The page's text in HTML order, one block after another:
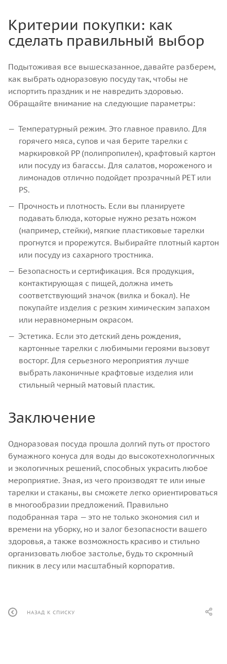
Критерии покупки: как
сделать правильный выбор
Подытоживая все вышесказанное, давайте разберем,
как выбрать одноразовую посуду так, чтобы не
испортить праздник и не навредить здоровью.
Обращайте внимание на следующие параметры:
Температурный режим. Это главное правило. Для
горячего мяса, супов и чая берите тарелки с
маркировкой PP (полипропилен), крафтовый картон
или посуду из багассы. Для салатов, мороженого и
лимонадов отлично подойдет прозрачный PET или
PS.
Прочность и плотность. Если вы планируете
подавать блюда, которые нужно резать ножом
(например, стейки), мягкие пластиковые тарелки
прогнутся и прорежутся. Выбирайте плотный картон
или посуду из сахарного тростника.
Безопасность и сертификация. Вся продукция,
контактирующая с пищей, должна иметь
соответствующий значок (вилка и бокал). Не
покупайте изделия с резким химическим запахом
или неравномерным окрасом.
Эстетика. Если это детский день рождения,
картонные тарелки с любимыми героями вызовут
восторг. Для серьезного мероприятия лучше
выбрать лаконичные крафтовые изделия или
стильный черный матовый пластик.
Заключение
Одноразовая посуда прошла долгий путь от простого
бумажного конуса для воды до высокотехнологичных
и экологичных решений, способных украсить любое
мероприятие. Зная, из чего производят те или иные
тарелки и стаканы, вы сможете легко ориентироваться
в многообразии предложений. Правильно
подобранная тара — это не только экономия сил и
времени на уборку, но и залог безопасности вашего
здоровья, а также возможность красиво и стильно
организовать любое застолье, будь то скромный
пикник в лесу или масштабный корпоратив.
НАЗАД К СПИСКУ